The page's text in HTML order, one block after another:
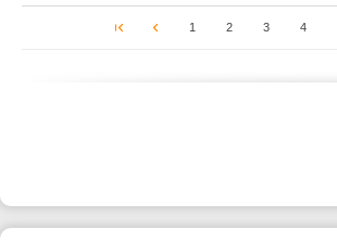
1 2 3 4